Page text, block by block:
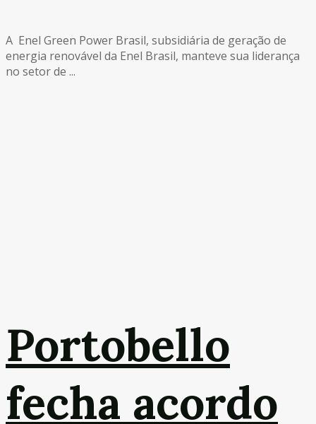
A Enel Green Power Brasil, subsidiária de geração de
energia renovável da Enel Brasil, manteve sua liderança
no setor de ...
Portobello
fecha acordo